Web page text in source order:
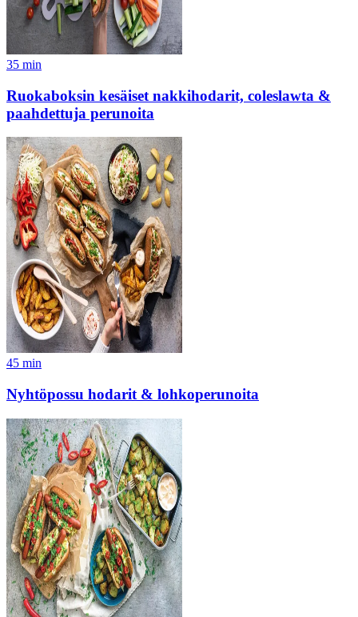
35 min
Ruokaboksin kesäiset nakkihodarit, coleslawta &
paahdettuja perunoita
45 min
Nyhtöpossu hodarit & lohkoperunoita